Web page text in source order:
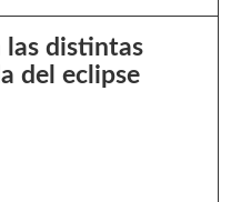
las distintas
del eclipse